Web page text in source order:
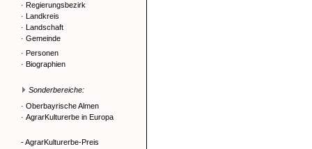
· Regierungsbezirk
· Landkreis
· Landschaft
· Gemeinde
· Personen
· Biographien
Sonderbereiche:
· Oberbayrische Almen
· AgrarKulturerbe in Europa
- AgrarKulturerbe-Preis